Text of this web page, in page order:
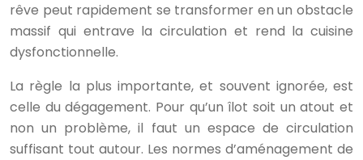
rêve peut rapidement se transformer en un obstacle
massif qui entrave la circulation et rend la cuisine
dysfonctionnelle.
La règle la plus importante, et souvent ignorée, est
celle du dégagement. Pour qu’un îlot soit un atout et
non un problème, il faut un espace de circulation
suffisant tout autour. Les normes d’aménagement de